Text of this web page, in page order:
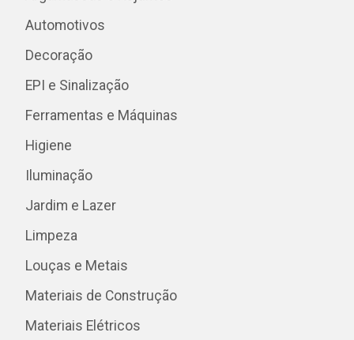
Automotivos
Decoração
EPI e Sinalização
Ferramentas e Máquinas
Higiene
Iluminação
Jardim e Lazer
Limpeza
Louças e Metais
Materiais de Construção
Materiais Elétricos